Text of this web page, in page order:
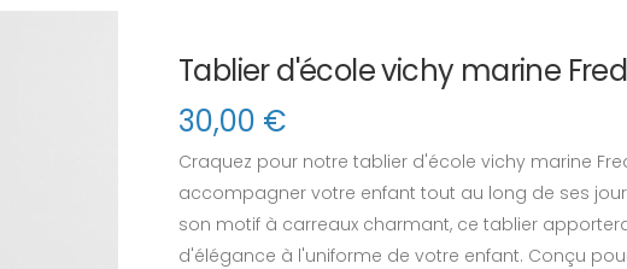
Tablier d'école vichy marine Fred
30,00 €
Craquez pour notre tablier d'école vichy marine
accompagner votre enfant tout au long de ses
son motif à carreaux charmant, ce tablier
d'élégance à l'uniforme de votre enfant. Conçu